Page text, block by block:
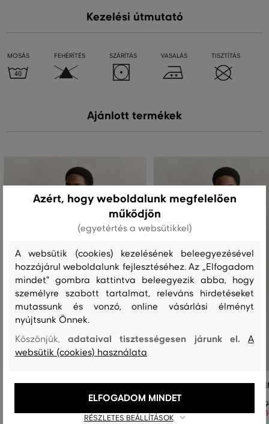
Kezelési útmutató
MOSÁS FEHÉRÍTÉS SZÁRÍTÁS VASALÁS TISZTÍTÁS
Ajánlott termékek
ING GANT REG GMNT DYED LINEN SS
67 990 Ft
ING GANT REG GMNT DYED
Azért, hogy weboldalunk megfelelően
működjön
(egyetértés a websütikkel)
A websütik (cookies) kezelésének beleegyezésével
hozzájárul weboldalunk fejlesztéséhez. Az „Elfogadom
mindet" gombra kattintva beleegyezik abba, hogy
személyre szabott tartalmat, releváns hirdetéseket
mutassunk és vonzó, online vásárlási élményt
nyújtsunk Önnek.
Köszönjük,adataival tisztességesen járunk el.A
websütik (cookies) használata
RÉSZLETES BEÁLLÍTÁSOK
ELFOGADOM MINDET